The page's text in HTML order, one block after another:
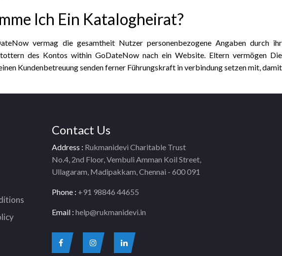
Ich Ein Katalogheirat?
vermag die gesamtheit Nutzer personenbezogene Angaben durch ihr
des Kontos within GoDateNow nach ein Website. Eltern vermögen Die
Kundenbetreuung senden ferner Führungskraft in verbindung setzen mit, damit
Contact Us
Address : Rukmanidevi Charitable Trust
No.4, 2nd Floor, Vembuli Amman Koil Street,
Ullagaram, Madipakkam, Chennai - 600 091
Phone : +91 98846 44655
Email : help@rukmanidevi.in